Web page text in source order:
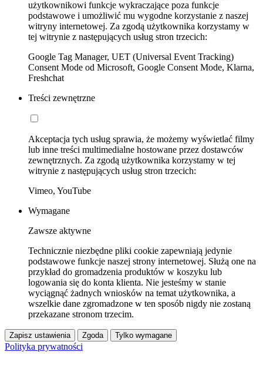
użytkownikowi funkcje wykraczające poza funkcje
podstawowe i umożliwić mu wygodne korzystanie z naszej
witryny internetowej. Za zgodą użytkownika korzystamy w
tej witrynie z następujących usług stron trzecich:
Google Tag Manager, UET (Universal Event Tracking)
Consent Mode od Microsoft, Google Consent Mode, Klarna,
Freshchat
Treści zewnętrzne
Akceptacja tych usług sprawia, że możemy wyświetlać filmy
lub inne treści multimedialne hostowane przez dostawców
zewnętrznych. Za zgodą użytkownika korzystamy w tej
witrynie z następujących usług stron trzecich:
Vimeo, YouTube
Wymagane
Zawsze aktywne
Technicznie niezbędne pliki cookie zapewniają jedynie
podstawowe funkcje naszej strony internetowej. Służą one na
przykład do gromadzenia produktów w koszyku lub
logowania się do konta klienta. Nie jesteśmy w stanie
wyciągnąć żadnych wniosków na temat użytkownika, a
wszelkie dane zgromadzone w ten sposób nigdy nie zostaną
przekazane stronom trzecim.
Zapisz ustawienia Zgoda Tylko wymagane
Polityka prywatności